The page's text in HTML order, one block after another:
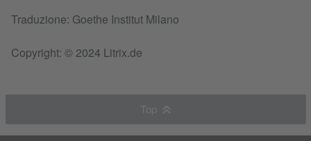
Traduzione: Goethe Institut Milano
Copyright: © 2024 Litrix.de
Top